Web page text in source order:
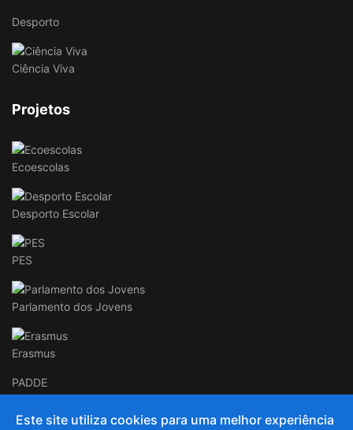
Desporto
Ciência Viva
Projetos
Ecoescolas
Desporto Escolar
PES
Parlamento dos Jovens
Erasmus
PADDE
Este site utiliza cookies para uma melhor experiência